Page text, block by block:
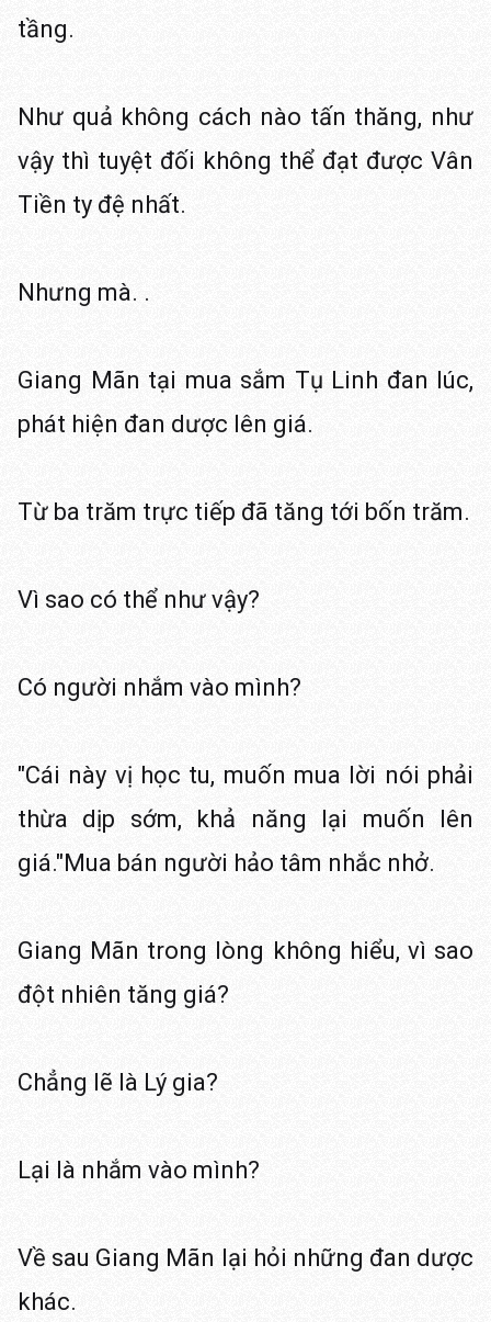
tầng.
Như quả không cách nào tấn thăng, như
vậy thì tuyệt đối không thể đạt được Vân
Tiền ty đệ nhất.
Nhưng mà. .
Giang Mãn tại mua sắm Tụ Linh đan lúc,
phát hiện đan dược lên giá.
Từ ba trăm trực tiếp đã tăng tới bốn trăm.
Vì sao có thể như vậy?
Có người nhắm vào mình?
"Cái này vị học tu, muốn mua lời nói phải
thừa dịp sớm, khả năng lại muốn lên
giá."Mua bán người hảo tâm nhắc nhở.
Giang Mãn trong lòng không hiểu, vì sao
đột nhiên tăng giá?
Chẳng lẽ là Lý gia?
Lại là nhắm vào mình?
Về sau Giang Mãn lại hỏi những đan dược
khác.